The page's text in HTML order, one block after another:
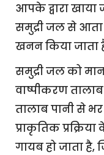
आपके द्वारा
समुद्री जल से आता
खनन किया जाता
समुद्री जल को
वाष्पीकरण
तालाब पानी से
प्राकृतिक
गायब हो जाता